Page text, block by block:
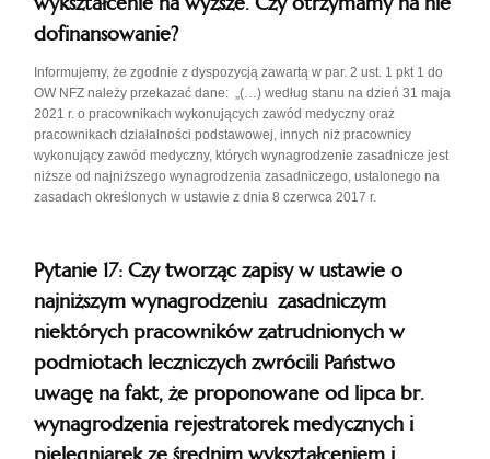
dofinansowanie?
Informujemy, że zgodnie z dyspozycją zawartą w par. 2 ust. 1 pkt 1 do
OW NFZ należy przekazać dane: „(…) według stanu na dzień 31 maja
2021 r. o pracownikach wykonujących zawód medyczny oraz
pracownikach działalności podstawowej, innych niż pracownicy
wykonujący zawód medyczny, których wynagrodzenie zasadnicze jest
niższe od najniższego wynagrodzenia zasadniczego, ustalonego na
zasadach określonych w ustawie z dnia 8 czerwca 2017 r.
Pytanie 17: Czy tworząc zapisy w ustawie o
najniższym wynagrodzeniu zasadniczym
niektórych pracowników zatrudnionych w
podmiotach leczniczych zwrócili Państwo
uwagę na fakt, że proponowane od lipca br.
wynagrodzenia rejestratorek medycznych i